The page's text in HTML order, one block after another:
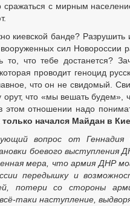
сражаться с мирным
киевской банде? Разрушить
сил Новороссии
то, что тебе достанется?
проводит геноцид
что он не свидомый.
что «мы вешать будем»,
этом отношении надо
только начался Майдан в
вопрос от Геннадия
боевого выступления
мера, что армия ДНР
передышку и
потери со стороны
таки наступление,